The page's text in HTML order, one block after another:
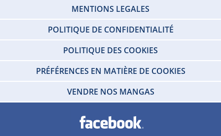
MENTIONS LEGALES
POLITIQUE DE CONFIDENTIALITÉ
POLITIQUE DES COOKIES
PRÉFÉRENCES EN MATIÈRE DE COOKIES
VENDRE NOS MANGAS